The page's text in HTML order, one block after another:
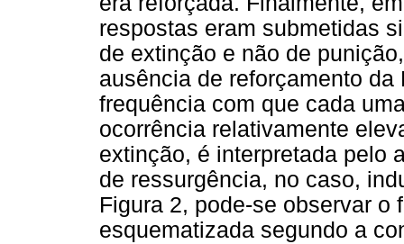
respostas eram submetidas
de extinção e não de
ausência de reforçamento
frequência com que cada
ocorrência relativamente
extinção, é interpretada pelo
de ressurgência, no caso,
Figura 2, pode-se observar o
esquematizada segundo a